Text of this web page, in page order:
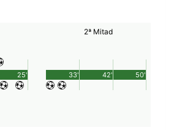
25'
2ª Mitad
50'
33' 42'